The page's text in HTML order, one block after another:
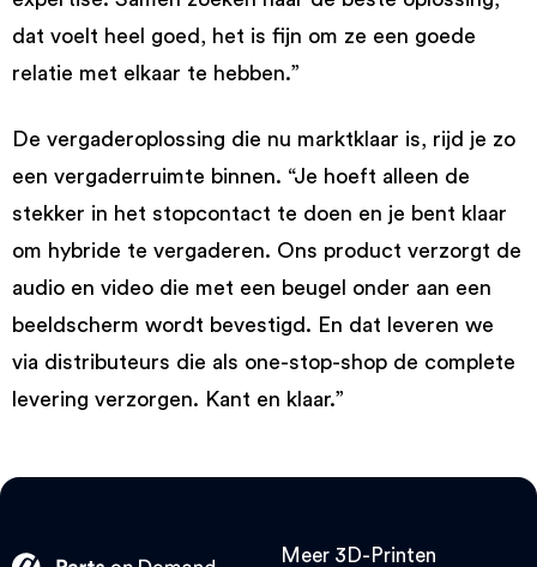
dat voelt heel goed, het is fijn om ze een goede
relatie met elkaar te hebben.”
De vergaderoplossing die nu marktklaar is, rijd je zo
een vergaderruimte binnen. “Je hoeft alleen de
stekker in het stopcontact te doen en je bent klaar
om hybride te vergaderen. Ons product verzorgt de
audio en video die met een beugel onder aan een
beeldscherm wordt bevestigd. En dat leveren we
via distributeurs die als one-stop-shop de complete
levering verzorgen. Kant en klaar.”
Meer 3D-Printen